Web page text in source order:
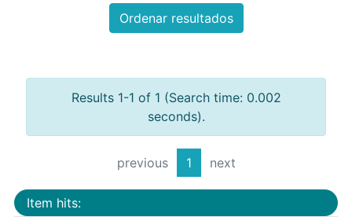
Ordenar resultados
Results 1-1 of 1 (Search time: 0.002
seconds).
previous 1 next
Item hits: